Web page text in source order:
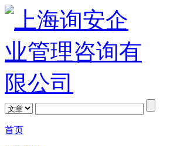
首页